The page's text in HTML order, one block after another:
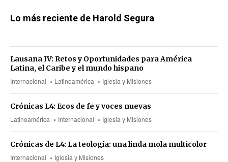
Lo más reciente de Harold Segura
Internacional Latinoamérica Iglesia y Misiones
Lausana IV: Retos y Oportunidades para América
Latina, el Caribe y el mundo hispano
Latinoamérica Internacional Iglesia y Misiones
Crónicas L4: Ecos de fe y voces nuevas
Internacional Iglesia y Misiones
Crónicas de L4: La teología: una linda mola multicolor